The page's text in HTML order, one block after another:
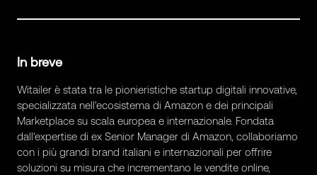
In breve
Witailer è stata tra le pionieristiche startup digitali innovative,
specializzata nell'ecosistema di Amazon e dei principali
Marketplace su scala europea e internazionale. Fondata
dall'expertise di ex Senior Manager di Amazon, collaboriamo
con i più grandi brand italiani e internazionali per offrire
soluzioni su misura che incrementano le vendite online,